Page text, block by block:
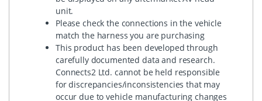
unit.
Please check the connections in the vehicle
match the harness you are purchasing
This product has been developed through
carefully documented data and research.
Connects2 Ltd. cannot be held responsible
for discrepancies/inconsistencies that may
occur due to vehicle manufacturing changes